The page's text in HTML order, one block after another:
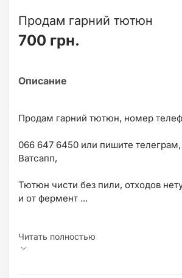
Продам гарний тютюн
700 грн.
Продам гарний тютюн, номер
066 647 6450 или пишите
Ватсапп,
Тютюн чисти без пили, отходов
и от фермент ...